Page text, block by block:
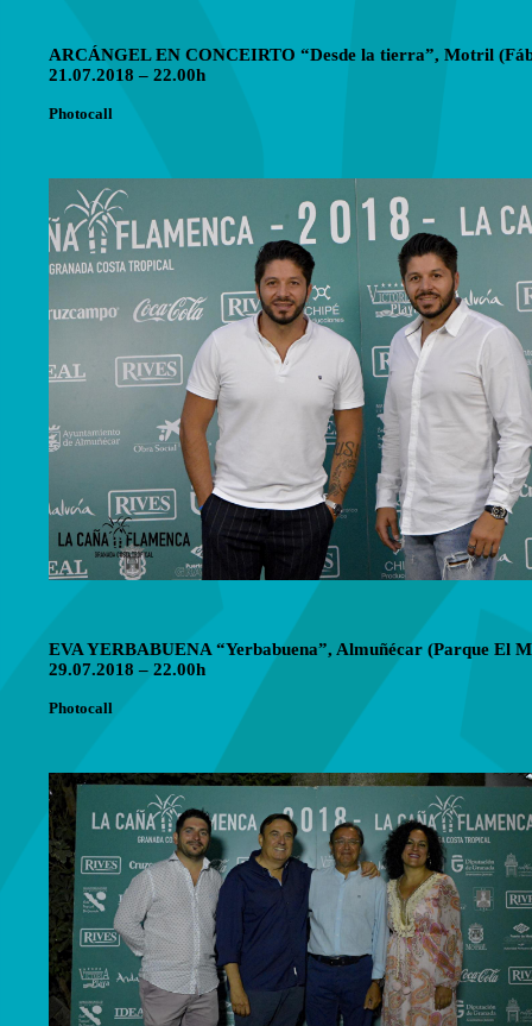
Photocall
ARCÁNGEL EN CONCEIRTO “Desde la tierra”, Motril
21.07.2018 – 22.00h
Photocall
EVA YERBABUENA “Yerbabuena”, Almuñécar (Parque El
29.07.2018 – 22.00h